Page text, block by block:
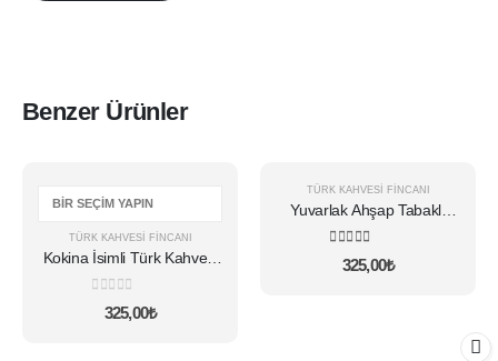
Benzer Ürünler
ürünün
fazla
TÜRK KAHVESI FINCANI
Kokina İsimli Türk Kahvesi
Fincanı
5 üzerinden
325,00₺
TÜRK KAHVESI FINCANI
Yuvarlak Ahşap Tabaklı
Karışık Çiçekli İsimli Fincan
5.005 üzerinden
325,00₺